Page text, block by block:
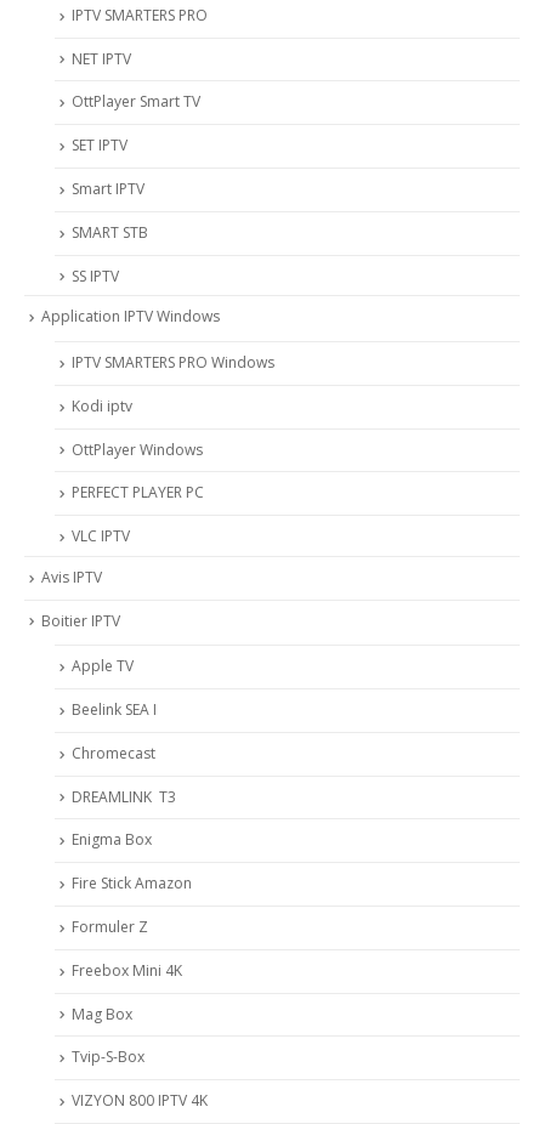
IPTV SMARTERS PRO
NET IPTV
OttPlayer Smart TV
SET IPTV
Smart IPTV
SMART STB
SS IPTV
Application IPTV Windows
IPTV SMARTERS PRO Windows
Kodi iptv
OttPlayer Windows
PERFECT PLAYER PC
VLC IPTV
Avis IPTV
Boitier IPTV
Apple TV
Beelink SEA I
Chromecast
DREAMLINK T3
Enigma Box
Fire Stick Amazon
Formuler Z
Freebox Mini 4K
Mag Box
Tvip-S-Box
VIZYON 800 IPTV 4K